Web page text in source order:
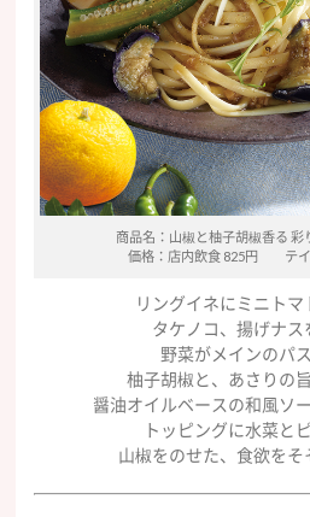
商品名：山椒と柚子胡椒香る 彩
価格：店内飲食 825円 テ
リングイネにミニトマ
タケノコ、揚げナス
野菜がメインのパ
柚子胡椒と、あさりの
醤油オイルベースの和風ソ
トッピングに水菜と
山椒をのせた、食欲をそ